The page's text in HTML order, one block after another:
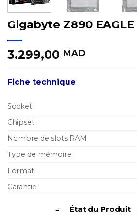
Gigabyte Z890 EAGLE
3.299,00 MAD
Fiche technique
Socket
Chipset
Nombre de slots RAM
Type de mémoire
Format
Garantie
≡ État du Produit